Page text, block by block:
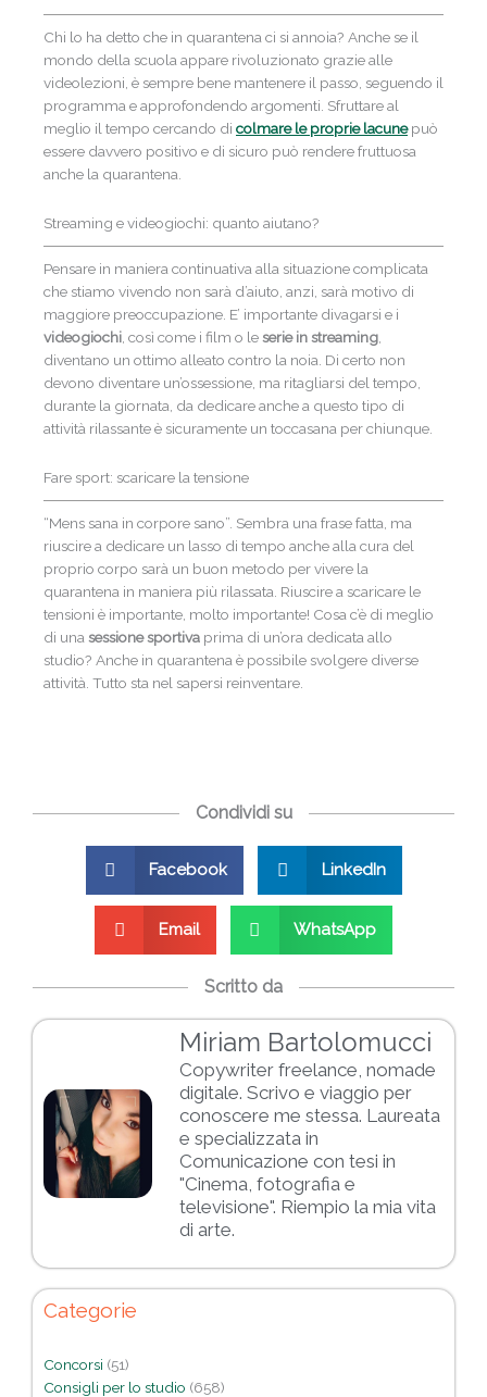
Chi lo ha detto che in quarantena ci si annoia? Anche se il
mondo della scuola appare rivoluzionato grazie alle
videolezioni, è sempre bene mantenere il passo, seguendo il
programma e approfondendo argomenti. Sfruttare al
meglio il tempo cercando di colmare le proprie lacunepuò
essere davvero positivo e di sicuro può rendere fruttuosa
anche la quarantena.
Streaming e videogiochi: quanto aiutano?
Pensare in maniera continuativa alla situazione complicata
che stiamo vivendo non sarà d’aiuto, anzi, sarà motivo di
maggiore preoccupazione. E’ importante divagarsi e i
videogiochi, così come i film o leserie in streaming,
diventano un ottimo alleato contro la noia. Di certo non
devono diventare un’ossessione, ma ritagliarsi del tempo,
durante la giornata, da dedicare anche a questo tipo di
attività rilassante è sicuramente un toccasana per chiunque.
Fare sport: scaricare la tensione
“Mens sana in corpore sano”. Sembra una frase fatta, ma
riuscire a dedicare un lasso di tempo anche alla cura del
proprio corpo sarà un buon metodo per vivere la
quarantena in maniera più rilassata. Riuscire a scaricare le
tensioni è importante, molto importante! Cosa c’è di meglio
di una sessione sportiva prima di un’ora dedicata allo
studio? Anche in quarantena è possibile svolgere diverse
attività. Tutto sta nel sapersi reinventare.
Condividi su
Facebook LinkedIn
Email WhatsApp
Scritto da
Miriam Bartolomucci
Copywriter freelance, nomade
digitale. Scrivo e viaggio per
conoscere me stessa. Laureata
e specializzata in
Comunicazione con tesi in
"Cinema, fotografia e
televisione". Riempio la mia vita
di arte.
Categorie
Concorsi (51)
Consigli per lo studio (658)